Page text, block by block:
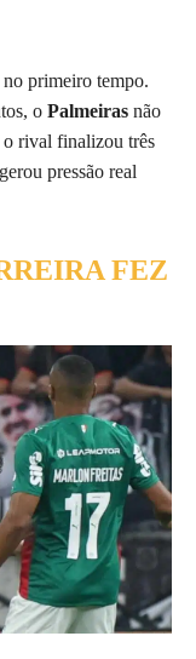
primeiro tempo.
o Palmeiras não
o rival finalizou três
pressão real
FEZ